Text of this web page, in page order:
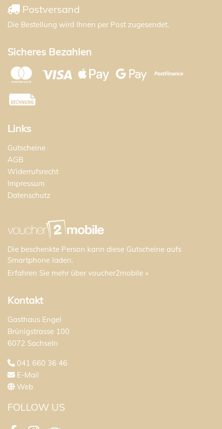
Postversand
Die Bestellung wird Ihnen per Post zugesendet.
Sicheres Bezahlen
Links
Gutscheine
AGB
Widerrufsrecht
Impressum
Datenschutz
Die beschenkte Person kann diese Gutscheine aufs
Smartphone laden.
Erfahren Sie mehr über voucher2mobile »
Kontakt
Gasthaus Engel
Brünigstrasse 100
6072 Sachseln
041 660 36 46
E-Mail
Web
FOLLOW US